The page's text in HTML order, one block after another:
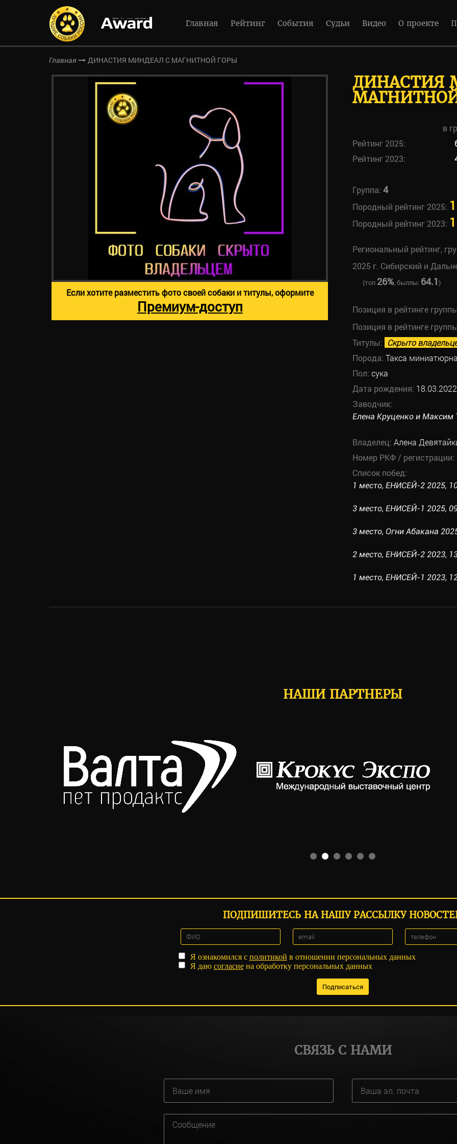
Главная Рейтинг События Судьи Видео О проекте
Главная ДИНАСТИЯ МИНДЕАЛ С МАГНИТНОЙ ГОРЫ
ДИНАСТИЯ
в
Рейтинг 2025:
Рейтинг 2023:
Группа: 4
Породный рейтинг 2025:
Породный рейтинг 2023:
Региональный рейтинг,
2025 г. Сибирский и
(топ 26%, быллы: 64.1)
Позиция в рейтинге
Позиция в рейтинге
Титулы: Скрыто
Порода: Такса
Пол: сука
Дата рождения: 18.03.2022
Заводчик:
Елена Круценко и Максим
Владелец: Алена
Номер РКФ / регистрации:
Список побед:
1 место, ЕНИСЕЙ-2 2025,
3 место, ЕНИСЕЙ-1 2025,
3 место, Огни Абакана
2 место, ЕНИСЕЙ-2 2023,
1 место, ЕНИСЕЙ-1 2023,
Если хотите разместить фото своей собаки и титулы, оформите
Премиум-доступ
НАШИ ПАРТНЕРЫ
ПОДПИШИТЕСЬ НА НАШУ РАССЫЛКУ
Я ознакомился с политикой в отношении персональных данных
Я даю согласиена обработку персональных данных
СВЯЗЬ С НАМИ